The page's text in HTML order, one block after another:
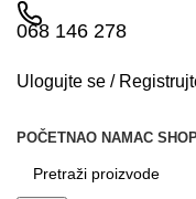
068 146 278
Ulogujte se /
POČETNAO NAMAC